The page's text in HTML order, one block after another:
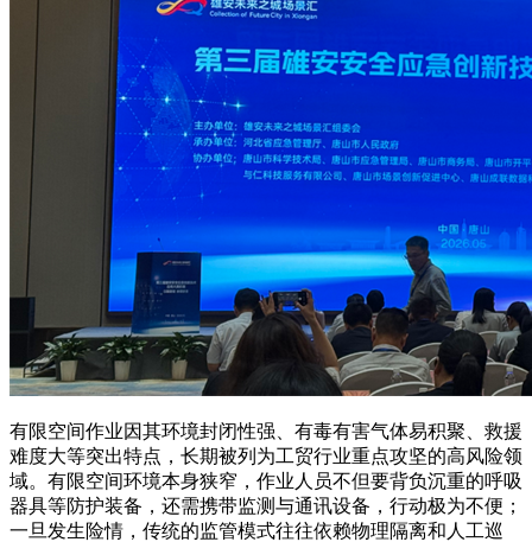
有限空间作业因其环境封闭性强、有毒有害气体易积聚、救援
难度大等突出特点，长期被列为工贸行业重点攻坚的高风险领
域。有限空间环境本身狭窄，作业人员不但要背负沉重的呼吸
器具等防护装备，还需携带监测与通讯设备，行动极为不便；
一旦发生险情，传统的监管模式往往依赖物理隔离和人工巡